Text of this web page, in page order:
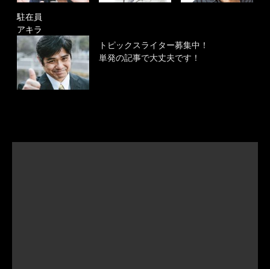
駐在員
アキラ
トピックスライター募集中！
単発の記事で大丈夫です！